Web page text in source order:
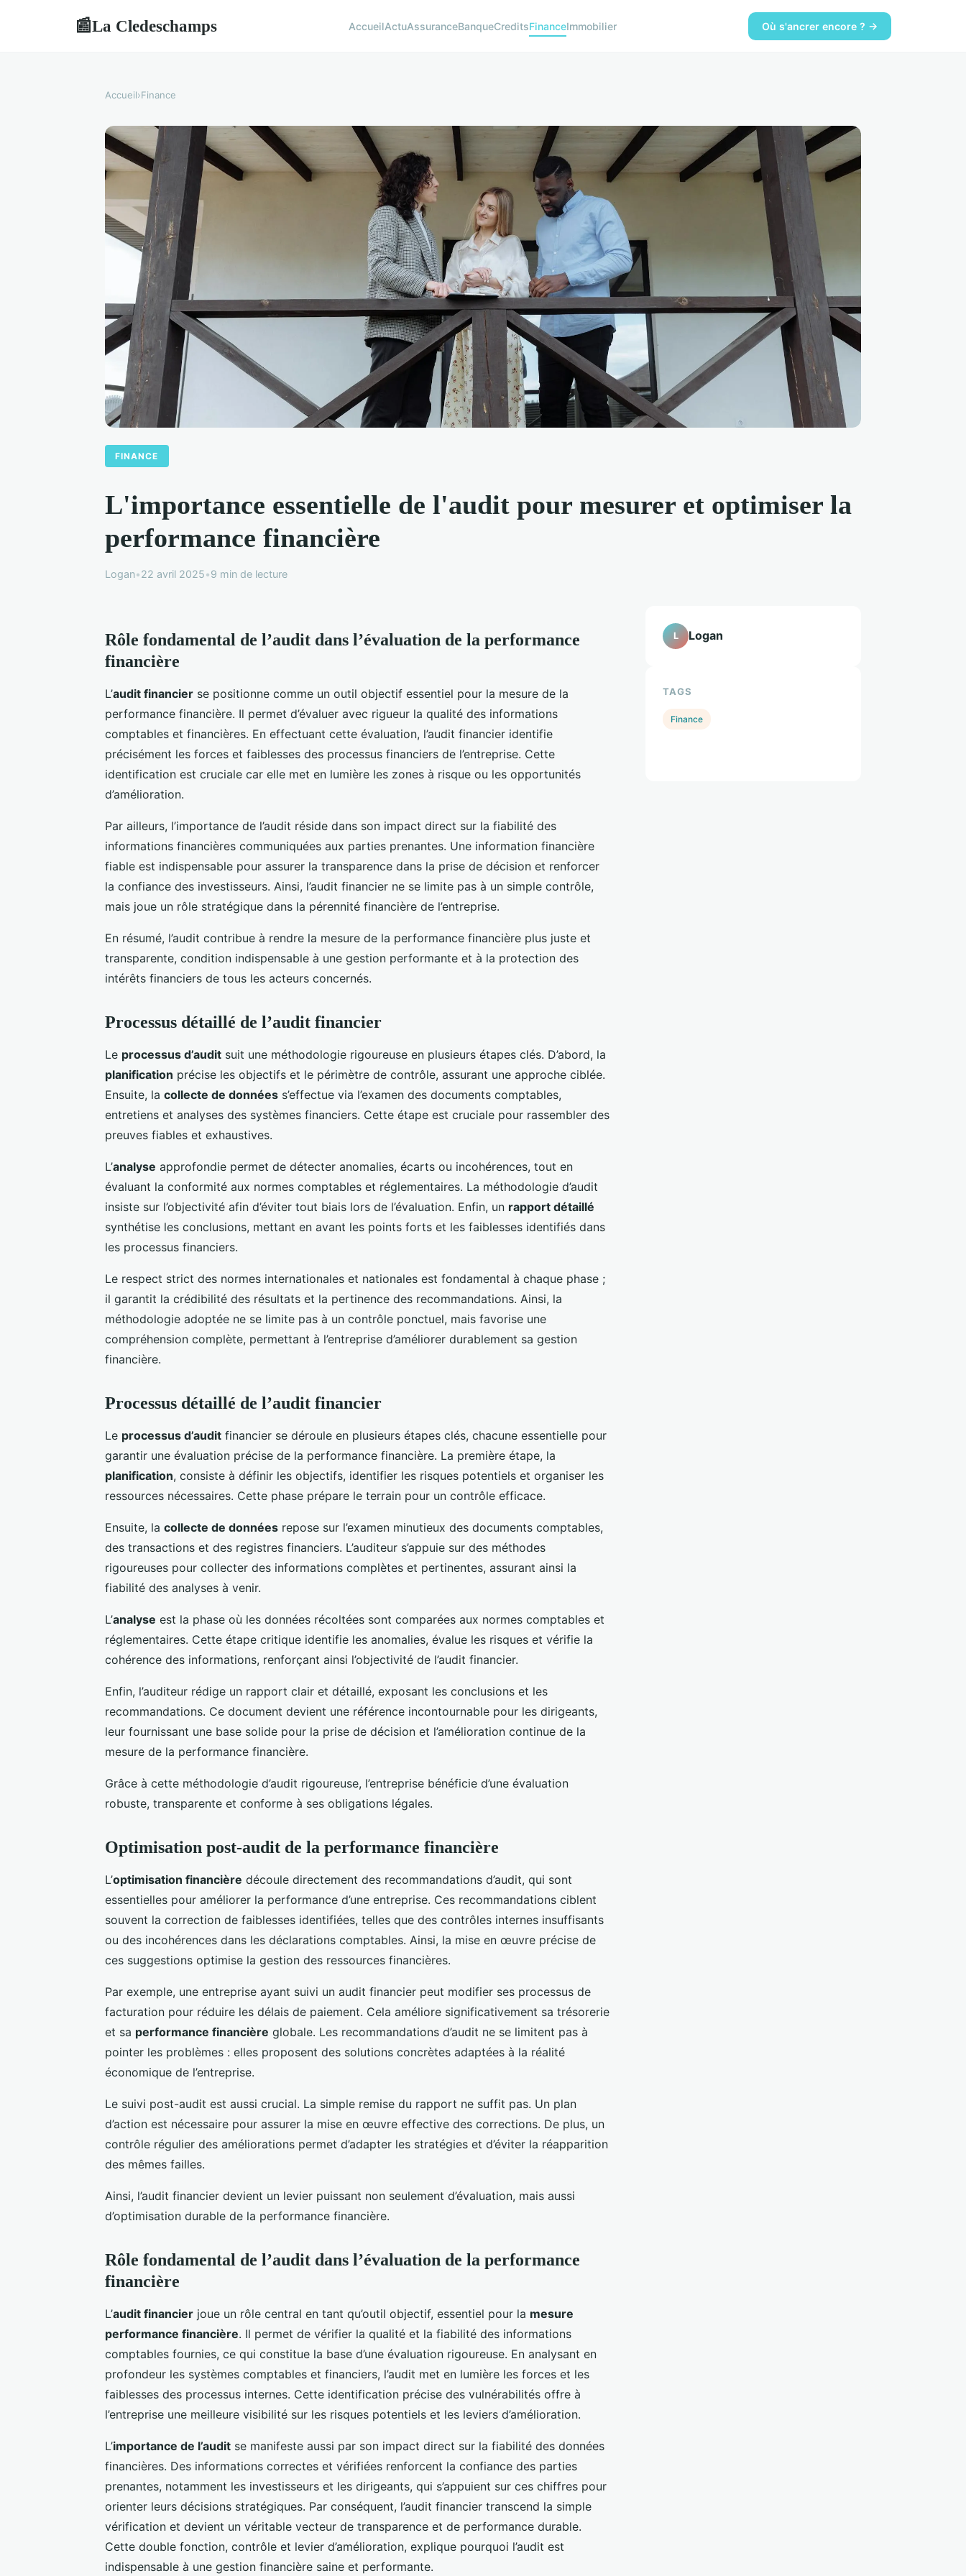
📰La Cledeschamps AccueilActuAssuranceBanqueCreditsFinanceImmobilier Où s'ancrer encore ? →
Accueil›Finance
FINANCE
L'importance essentielle de l'audit pour mesurer et optimiser la
performance financière
Logan•22 avril 2025•9 min de lecture
Rôle fondamental de l’audit dans l’évaluation de la performance
financière
L’audit financier se positionne comme un outil objectif essentiel pour la mesure de la
performance financière. Il permet d’évaluer avec rigueur la qualité des informations
comptables et financières. En effectuant cette évaluation, l’audit financier identifie
précisément les forces et faiblesses des processus financiers de l’entreprise. Cette
identification est cruciale car elle met en lumière les zones à risque ou les opportunités
d’amélioration.
Par ailleurs, l’importance de l’audit réside dans son impact direct sur la fiabilité des
informations financières communiquées aux parties prenantes. Une information financière
fiable est indispensable pour assurer la transparence dans la prise de décision et renforcer
la confiance des investisseurs. Ainsi, l’audit financier ne se limite pas à un simple contrôle,
mais joue un rôle stratégique dans la pérennité financière de l’entreprise.
En résumé, l’audit contribue à rendre la mesure de la performance financière plus juste et
transparente, condition indispensable à une gestion performante et à la protection des
intérêts financiers de tous les acteurs concernés.
Processus détaillé de l’audit financier
Le processus d’audit suit une méthodologie rigoureuse en plusieurs étapes clés. D’abord, la
planification précise les objectifs et le périmètre de contrôle, assurant une approche ciblée.
Ensuite, la collecte de données s’effectue via l’examen des documents comptables,
entretiens et analyses des systèmes financiers. Cette étape est cruciale pour rassembler des
preuves fiables et exhaustives.
L’analyse approfondie permet de détecter anomalies, écarts ou incohérences, tout en
évaluant la conformité aux normes comptables et réglementaires. La méthodologie d’audit
insiste sur l’objectivité afin d’éviter tout biais lors de l’évaluation. Enfin, un rapport détaillé
synthétise les conclusions, mettant en avant les points forts et les faiblesses identifiés dans
les processus financiers.
Le respect strict des normes internationales et nationales est fondamental à chaque phase ;
il garantit la crédibilité des résultats et la pertinence des recommandations. Ainsi, la
méthodologie adoptée ne se limite pas à un contrôle ponctuel, mais favorise une
compréhension complète, permettant à l’entreprise d’améliorer durablement sa gestion
financière.
Processus détaillé de l’audit financier
Le processus d’audit financier se déroule en plusieurs étapes clés, chacune essentielle pour
garantir une évaluation précise de la performance financière. La première étape, la
planification, consiste à définir les objectifs, identifier les risques potentiels et organiser les
ressources nécessaires. Cette phase prépare le terrain pour un contrôle efficace.
Ensuite, la collecte de données repose sur l’examen minutieux des documents comptables,
des transactions et des registres financiers. L’auditeur s’appuie sur des méthodes
rigoureuses pour collecter des informations complètes et pertinentes, assurant ainsi la
fiabilité des analyses à venir.
L’analyse est la phase où les données récoltées sont comparées aux normes comptables et
réglementaires. Cette étape critique identifie les anomalies, évalue les risques et vérifie la
cohérence des informations, renforçant ainsi l’objectivité de l’audit financier.
Enfin, l’auditeur rédige un rapport clair et détaillé, exposant les conclusions et les
recommandations. Ce document devient une référence incontournable pour les dirigeants,
leur fournissant une base solide pour la prise de décision et l’amélioration continue de la
mesure de la performance financière.
Grâce à cette méthodologie d’audit rigoureuse, l’entreprise bénéficie d’une évaluation
robuste, transparente et conforme à ses obligations légales.
Optimisation post-audit de la performance financière
L’optimisation financière découle directement des recommandations d’audit, qui sont
essentielles pour améliorer la performance d’une entreprise. Ces recommandations ciblent
souvent la correction de faiblesses identifiées, telles que des contrôles internes insuffisants
ou des incohérences dans les déclarations comptables. Ainsi, la mise en œuvre précise de
ces suggestions optimise la gestion des ressources financières.
Par exemple, une entreprise ayant suivi un audit financier peut modifier ses processus de
facturation pour réduire les délais de paiement. Cela améliore significativement sa trésorerie
et sa performance financière globale. Les recommandations d’audit ne se limitent pas à
pointer les problèmes : elles proposent des solutions concrètes adaptées à la réalité
économique de l’entreprise.
Le suivi post-audit est aussi crucial. La simple remise du rapport ne suffit pas. Un plan
d’action est nécessaire pour assurer la mise en œuvre effective des corrections. De plus, un
contrôle régulier des améliorations permet d’adapter les stratégies et d’éviter la réapparition
des mêmes failles.
Ainsi, l’audit financier devient un levier puissant non seulement d’évaluation, mais aussi
d’optimisation durable de la performance financière.
Rôle fondamental de l’audit dans l’évaluation de la performance
financière
L’audit financier joue un rôle central en tant qu’outil objectif, essentiel pour la mesure
performance financière. Il permet de vérifier la qualité et la fiabilité des informations
comptables fournies, ce qui constitue la base d’une évaluation rigoureuse. En analysant en
profondeur les systèmes comptables et financiers, l’audit met en lumière les forces et les
faiblesses des processus internes. Cette identification précise des vulnérabilités offre à
l’entreprise une meilleure visibilité sur les risques potentiels et les leviers d’amélioration.
L’importance de l’audit se manifeste aussi par son impact direct sur la fiabilité des données
financières. Des informations correctes et vérifiées renforcent la confiance des parties
prenantes, notamment les investisseurs et les dirigeants, qui s’appuient sur ces chiffres pour
orienter leurs décisions stratégiques. Par conséquent, l’audit financier transcend la simple
vérification et devient un véritable vecteur de transparence et de performance durable.
Cette double fonction, contrôle et levier d’amélioration, explique pourquoi l’audit est
indispensable à une gestion financière saine et performante.
L Logan
TAGS
Finance